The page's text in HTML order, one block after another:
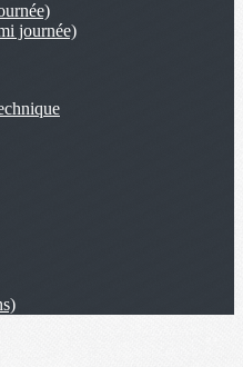
journée)